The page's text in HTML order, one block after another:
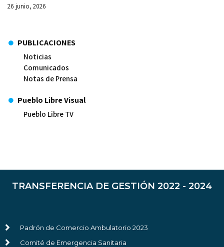
26 junio, 2026
PUBLICACIONES
Noticias
Comunicados
Notas de Prensa
Pueblo Libre Visual
Pueblo Libre TV
TRANSFERENCIA DE GESTIÓN 2022 - 2024
Padrón de Comercio Ambulatorio 2023
Comité de Emergencia Sanitaria